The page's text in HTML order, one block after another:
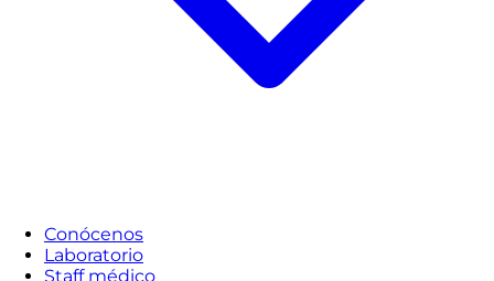
Conócenos
Laboratorio
Staff médico